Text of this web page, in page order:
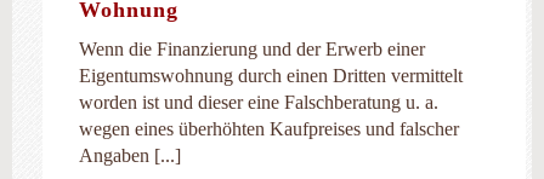
Wohnung
Wenn die Finanzierung und der Erwerb einer
Eigentumswohnung durch einen Dritten vermittelt
worden ist und dieser eine Falschberatung u. a.
wegen eines überhöhten Kaufpreises und falscher
Angaben [...]